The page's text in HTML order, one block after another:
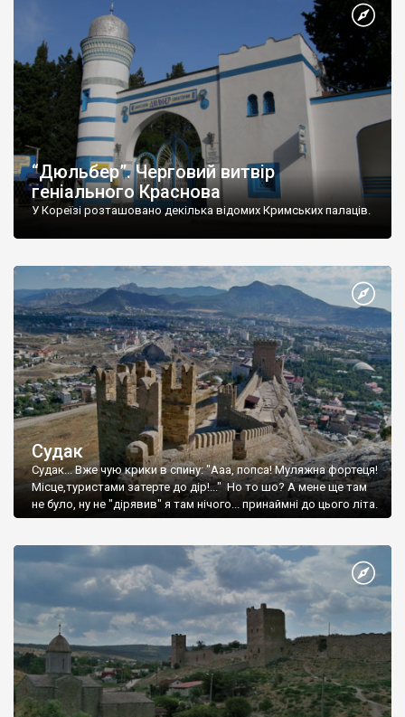
“Дюльбер”. Черговий витвір
геніального Краснова
У Кореїзі розташовано декілька відомих Кримських палаців.
Судак
Судак... Вже чую крики в спину: "Ааа, попса! Муляжна фортеця!
Місце,туристами затерте до дір!..." Но то шо? А мене ще там
не було, ну не "дірявив" я там нічого... принаймні до цього літа.